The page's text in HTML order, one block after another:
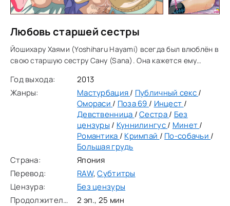
Любовь старшей сестры
Йошихару Хаями (Yoshiharu Hayami) всегда был влюблён в
свою старшую сестру Сану (Sana). Она кажется ему
сердце биться чаще. Тайно Сана тоже
Год выхода:
2013
Жанры:
Мастурбация/ Публичный секс/
Омораси / Поза 69 / Инцест /
Девственница /Сестра/ Без
цензуры / Куннилингус/ Минет/
Романтика / Кримпай / По-собачьи /
Большая грудь
Страна:
Япония
Перевод:
RAW,Субтитры
Цензура:
Без цензуры
Продолжительность:
2 эп., 25 мин